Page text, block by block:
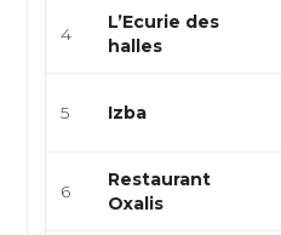
4
L’Ecurie des
halles
5 Izba
6
Restaurant
Oxalis